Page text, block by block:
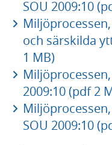
SOU 2009:10
och särskilda
1 MB)
2009:10 (pdf 2
SOU 2009:10